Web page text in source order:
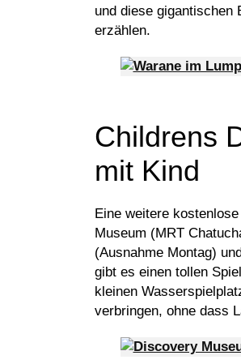
und diese gigantischen
erzählen.
Childrens
mit Kind
Eine weitere
Museum (MRT
(Ausnahme Montag)
gibt es einen tollen
kleinen
verbringen, ohne dass